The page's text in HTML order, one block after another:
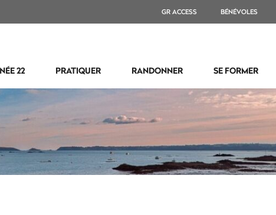
GR ACCESS BÉNÉVOLES
22 PRATIQUER RANDONNER SE FORMER